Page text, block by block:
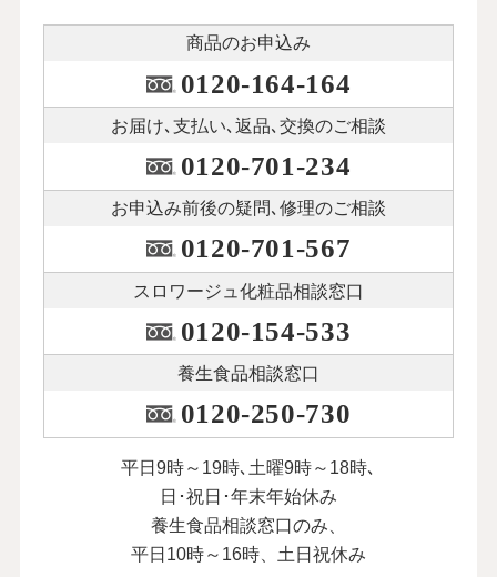
商品のお申込み
0120-164-164
お届け､支払い､ 返品､交換のご相談
0120-701-234
お申込み前後の疑問､修理のご相談
0120-701-567
スロワージュ化粧品相談窓口
0120-154-533
養生食品相談窓口
0120-250-730
平日9時～19時､土曜9時～18時､
日･祝日･年末年始休み
養生食品相談窓口のみ、
平日10時～16時、土日祝休み